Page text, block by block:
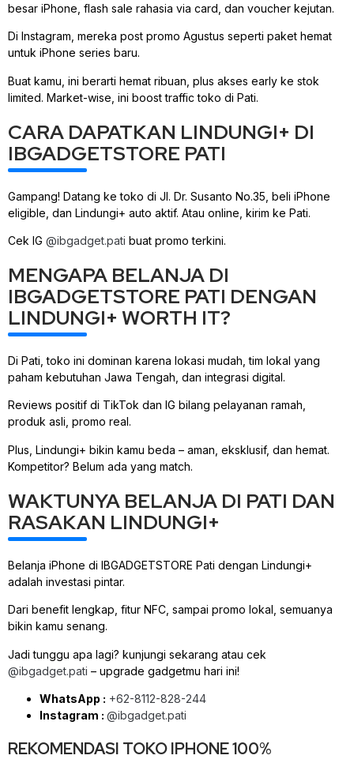
besar iPhone, flash sale rahasia via card, dan voucher kejutan.
Di Instagram, mereka post promo Agustus seperti paket hemat
untuk iPhone series baru.
Buat kamu, ini berarti hemat ribuan, plus akses early ke stok
limited. Market-wise, ini boost traffic toko di Pati.
CARA DAPATKAN LINDUNGI+ DI
IBGADGETSTORE PATI
Gampang! Datang ke toko di Jl. Dr. Susanto No.35, beli iPhone
eligible, dan Lindungi+ auto aktif. Atau online, kirim ke Pati.
Cek IG @ibgadget.pati buat promo terkini.
MENGAPA BELANJA DI
IBGADGETSTORE PATI DENGAN
LINDUNGI+ WORTH IT?
Di Pati, toko ini dominan karena lokasi mudah, tim lokal yang
paham kebutuhan Jawa Tengah, dan integrasi digital.
Reviews positif di TikTok dan IG bilang pelayanan ramah,
produk asli, promo real.
Plus, Lindungi+ bikin kamu beda – aman, eksklusif, dan hemat.
Kompetitor? Belum ada yang match.
WAKTUNYA BELANJA DI PATI DAN
RASAKAN LINDUNGI+
Belanja iPhone di IBGADGETSTORE Pati dengan Lindungi+
adalah investasi pintar.
Dari benefit lengkap, fitur NFC, sampai promo lokal, semuanya
bikin kamu senang.
Jadi tunggu apa lagi? kunjungi sekarang atau cek
@ibgadget.pati – upgrade gadgetmu hari ini!
WhatsApp : +62-8112-828-244
Instagram : @ibgadget.pati
REKOMENDASI TOKO IPHONE 100%